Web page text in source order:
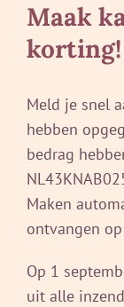
Maak
korting!
Meld je snel
hebben
bedrag
Maken
ontvangen
Op 1
uit alle